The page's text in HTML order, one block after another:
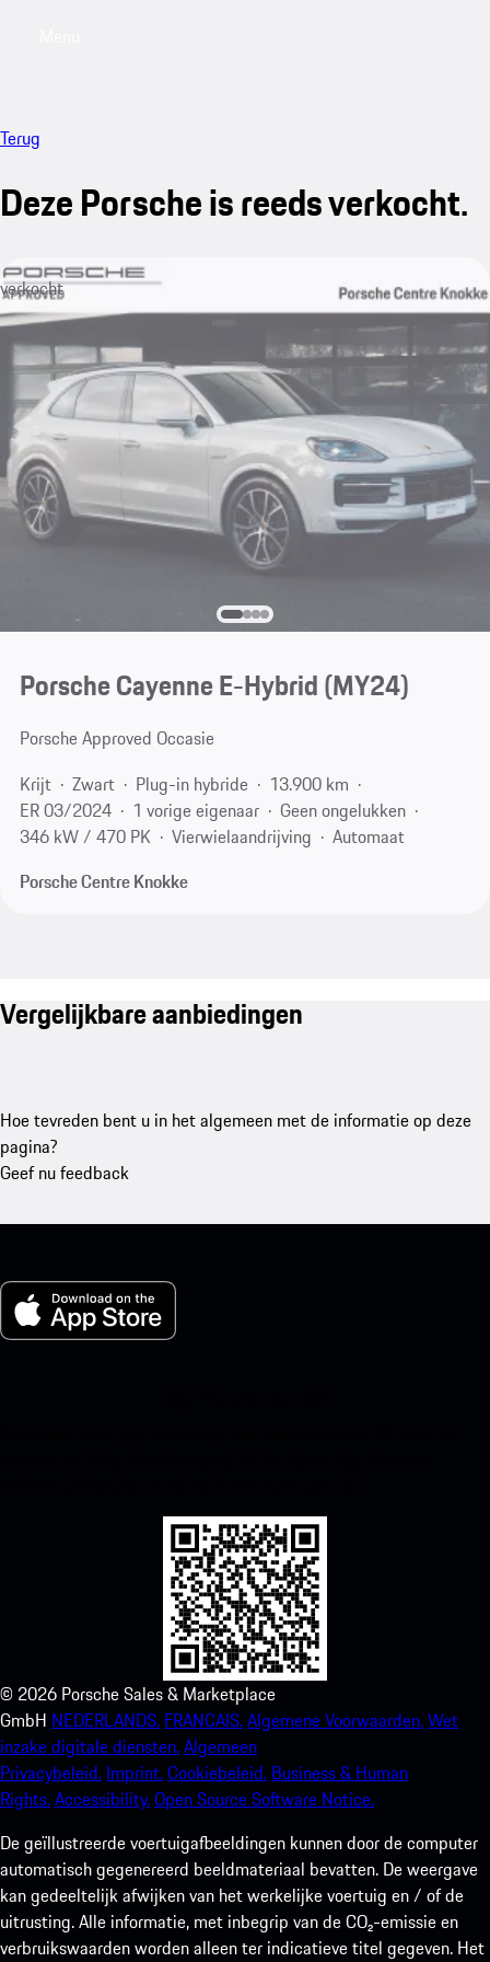
Terug
Deze Porsche is reeds verkocht.
verkocht
Porsche Cayenne E-Hybrid (MY24)
Porsche Approved Occasie
Krijt
Zwart Plug-in hybride
13.900 km
ER 03/2024
1 vorige eigenaar
Geen ongelukken
346 kW / 470 PK
Vierwielaandrijving
Automaat
Porsche Centre Knokke
Vergelijkbare aanbiedingen
Hoe tevreden bent u in het algemeen met de informatie op deze
pagina?
Geef nu feedback
© 2026 Porsche Sales & Marketplace
GmbH NEDERLANDS. FRANCAIS.Algemene Voorwaarden.Wet
inzake digitale diensten.Algemeen
Privacybeleid. Imprint.Cookiebeleid. Business & Human
Rights.Accessibility.Open Source Software Notice.
De geïllustreerde voertuigafbeeldingen kunnen door de computer
automatisch gegenereerd beeldmateriaal bevatten. De weergave
kan gedeeltelijk afwijken van het werkelijke voertuig en / of de
uitrusting. Alle informatie, met inbegrip van de CO₂-emissie en
verbruikswaarden worden alleen ter indicatieve titel gegeven. Het